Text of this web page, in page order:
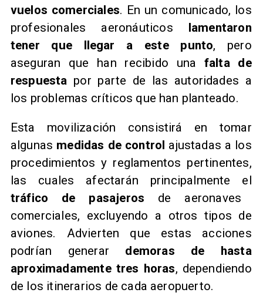
vuelos comerciales. En un comunicado, los
profesionales aeronáuticos lamentaron
tener que llegar a este punto, pero
aseguran que han recibido una falta de
respuesta por parte de las autoridades a
los problemas críticos que han planteado.
Esta movilización consistirá en tomar
algunas medidas de control ajustadas a los
procedimientos y reglamentos pertinentes,
las cuales afectarán principalmente el
tráfico
de pasajeros de aeronaves
comerciales, excluyendo a otros tipos de
aviones. Advierten que estas acciones
podrían generar demoras de hasta
aproximadamente tres horas, dependiendo
de los itinerarios de cada aeropuerto.